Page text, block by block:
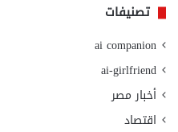
تصنيفات
ai companion
ai-girlfriend
أخبار مصر
اقتصاد